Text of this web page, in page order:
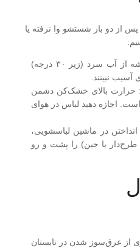
از دو بار شستشو وا نرفته یا
همیشه از آب سرد (زیر ۳۰ درجه)
آسیب نبینند.
: حرارت بالای خشک‌کن دشمن
اجازه دهید لباس در هوای
انداختن در ماشین لباسشویی،
یا جین) را پشت و رو
از عرق‌سوز شدن در تابستان